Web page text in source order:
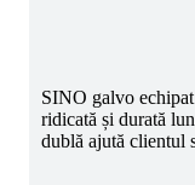
SINO galvo
ridicată și durată
dublă ajută clientul